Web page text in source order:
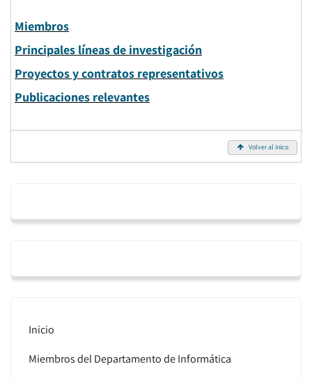
Miembros
Principales líneas de investigación
Proyectos y contratos representativos
Publicaciones relevantes
Volver al inico
Inicio
Miembros del Departamento de Informática